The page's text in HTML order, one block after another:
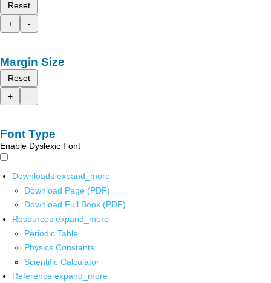
Reset
+
-
Margin Size
Reset
+
-
Font Type
Enable Dyslexic Font
Downloads expand_more
Download Page (PDF)
Download Full Book (PDF)
Resources expand_more
Periodic Table
Physics Constants
Scientific Calculator
Reference expand_more